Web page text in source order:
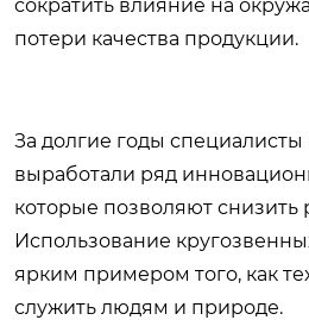
сократить влияние на
потери качества продукции.
За долгие годы
выработали ряд
которые позволяют снизить
Использование
ярким примером того, как
служить людям и природе.